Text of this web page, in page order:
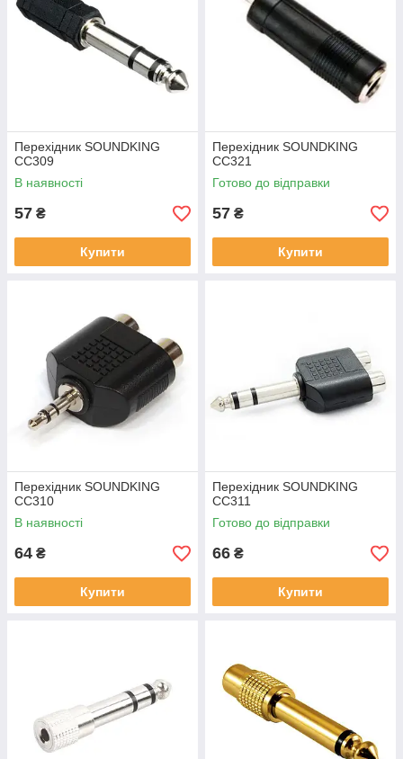
Перехідник SOUNDKING
CC309
В наявності
57 ₴
Купити
Перехідник SOUNDKING
CC321
Готово до відправки
57 ₴
Купити
Перехідник SOUNDKING
CC310
В наявності
64 ₴
Купити
Перехідник SOUNDKING
CC311
Готово до відправки
66 ₴
Купити